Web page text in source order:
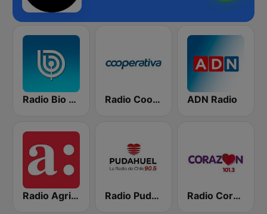
Radio Bio Bio Santiago Radio Cooperativa ADN Radio
Radio Agricultura Radio Pudahuel Radio Corazón FM